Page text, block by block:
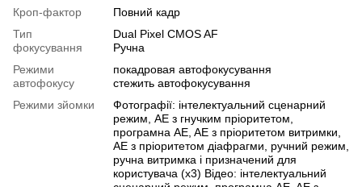
Кроп-фактор
Повний кадр
Тип
фокусування
Dual Pixel CMOS AF
Ручна
Режими
автофокусу
покадровая автофокусування
стежить автофокусування
Режими зйомки
Фотографії: інтелектуальний сценарний
режим, AE з гнучким пріоритетом,
програмна AE, AE з пріоритетом витримки,
AE з пріоритетом діафрагми, ручний режим,
ручна витримка і призначений для
користувача (x3) Відео: інтелектуальний